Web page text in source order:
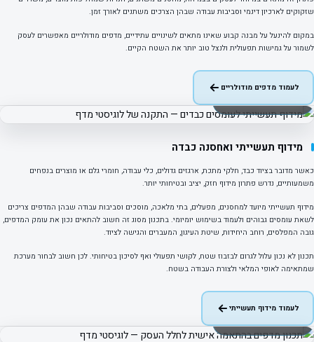
שזקוקים לארכיון דינמי וסביבות עבודה שבהן הצרכים משתנים לאורך זמן.
במקום להינעל על מבנה קבוע שאינו מתאים לשינויים עתידיים, מדפים מודולריים מאפשרים לעסק
לשמור על גמישות תפעולית ולנצל טוב יותר את השטח הקיים.
לעמוד מדפים מודולריים
מידוף תעשייתי ואחסנה כבדה
כאשר מדובר בציוד כבד, חלקי מתכת, ארגזים גדולים, כלי עבודה, חומרי גלם או מוצרים בנפחים
משמעותיים, נדרש פתרון מידוף חזק, יציב ובטיחותי יותר.
מידוף תעשייתי מיועד למחסנים, מפעלים, בתי מלאכה, מוסכים וסביבות עבודה שבהן המדפים צריכים
לשאת עומסים גבוהים ולעמוד בשימוש יומיומי. בתכנון מסוג זה חשוב להתאים נכון את עומק המדפים,
גובה המפלסים, רוחב היחידות, שיטת העיגון, המעברים והגישה לציוד.
תכנון לא נכון עלול לגרום לבזבוז שטח, לקושי תפעולי ואף לסיכון בטיחותי. לכן חשוב לבחור מערכת
שמתאימה לאופי המלאי ולצורת העבודה בשטח.
לעמוד מידוף תעשייתי